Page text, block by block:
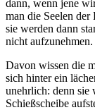
dann, wenn jene
man die Seelen
sie werden dann
nicht
Davon wissen die
sich hinter ein
unehrlich: denn sie
Schießscheibe